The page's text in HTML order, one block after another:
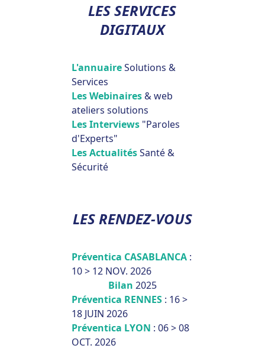
LES SERVICES
DIGITAUX
L'annuaireSolutions &
Services
Les Webinaires& web
ateliers solutions
Les Interviews "Paroles
d'Experts"
Les ActualitésSanté &
Sécurité
LES RENDEZ-VOUS
Préventica CASABLANCA :
10 > 12 NOV. 2026
Bilan 2025
Préventica RENNES : 16 >
18 JUIN 2026
Préventica LYON : 06 > 08
OCT. 2026